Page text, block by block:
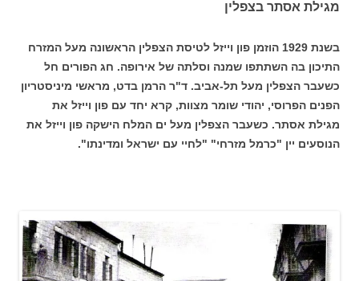
מגילת אסתר בצפלין
בשנת 1929 הוזמן פון וייזל לטיסת הצפלין הראשונה מעל המזרח
התיכון בה השתתפו שמנה וסלתה של אירופה. חג הפורים חל
כשעבר הצפלין מעל תל-אביב. ד"ר הרמן בדט, מראשי מיניסטריון
הפנים הפרוסי, יהודי שומר מצוות, קרא יחד עם פון וייזל את
מגילת אסתר. כשעבר הצפלין מעל ים המלח הישקה פון וייזל את
הנוסעים יין "כרמל מזרחי" "לחיי עם ישראל ומדינתו".